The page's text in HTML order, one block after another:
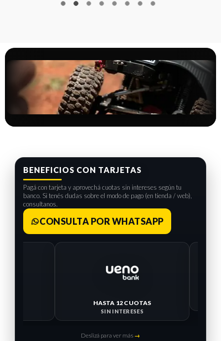
BENEFICIOS CON TARJETAS
Pagá con tarjeta y aprovechá cuotas sin intereses según tu
banco. Si tenés dudas sobre el modo de pago (en tienda / web),
consultanos.
CONSULTA POR WHATSAPP
HASTA 12 CUOTAS
SIN INTERESES
Deslizá para ver más →